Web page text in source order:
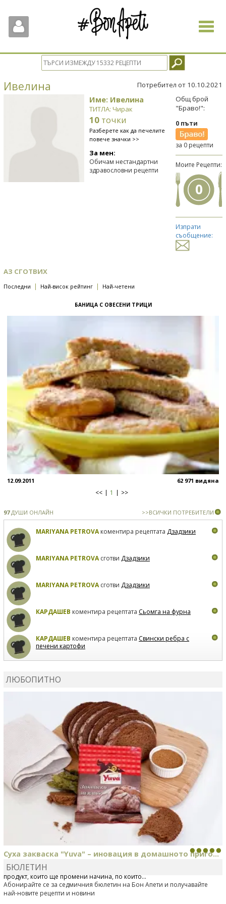
Toggle
Ивелина Потребител от 10.10.2021
Име: Ивелина
ТИТЛА: Чирак
10 точки
Разберете как да печелите
повече значки >>
За мен:
Обичам нестандартни
здравословни рецепти
Общ брой
"Браво!":
0 пъти
за 0 рецепти
Моите Рецепти:
0
Изпрати
съобщение:
АЗ СГОТВИХ
Последни | Най-висок рейтинг | Най-четени
БАНИЦА С ОВЕСЕНИ ТРИЦИ
12.09.2011 62 971 видяна
<< 1 >>
97ДУШИ ОНЛАЙН >>ВСИЧКИ ПОТРЕБИТЕЛИ
MARIYANA PETROVAкоментира рецептата Дзадзики
MARIYANA PETROVAсготви Дзадзики
MARIYANA PETROVAсготви Дзадзики
КАРДАШЕВ коментира рецептата Сьомга на фурна
КАРДАШЕВ коментира рецептата Свински ребра с
печени картофи
ЛЮБОПИТНО
Суха закваска "Yuva" – иновация в домашното приго...
Отскоро Лесафр България стартира предлагането на изцяло нов
продукт, който ще промени начина, по който...
БЮЛЕТИН
Абонирайте се за седмичния бюлетин на Бон Апети и получавайте
най-новите рецепти и новини